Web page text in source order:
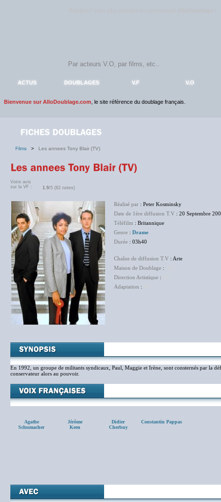
ACTUS DOUBLAGES V.F V.O
Bienvenue sur AlloDoublage.com , le site référence du doublage français.
Films > Les annees Tony Blair (TV)
Votre avis
sur la VF :
1.9/5 (82 notes)
Réalisé par : Peter Kosminsky
Date de 1ère diffusion T.V : 20 Septembre
Téléfilm : Britannique
Genre : Drame
Durée : 03h40
Chaîne de diffusion T.V : Arte
Maison de Doublage :
Direction Artistique :
Adaptation :
En 1992, un groupe de militants syndicaux, Paul, Maggie et Irène, sont consternés par la
conservateur alors au pouvoir.
Agathe
Schumacher
Jérôme
Keen
Didier
Cherbuy
Constantin Pappas